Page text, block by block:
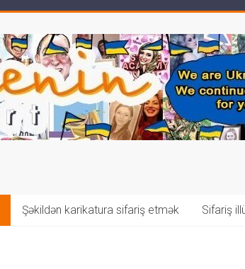
Şəkildən karikatura sifariş etmək Sifariş